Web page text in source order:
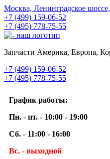
Москва, Ленинградское
+7 (499) 159-06-52
+7 (495) 778-75-55
Запчасти Америка, Европа,
+7 (499) 159-06-52
+7 (495) 778-75-55
График работы:
Пн. - пт. - 10:00 - 19:00
Сб. - 11:00 - 16:00
Вс. - выходной